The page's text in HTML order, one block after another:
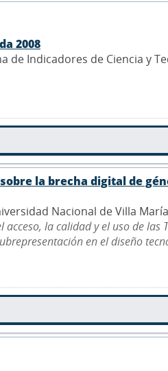
2008
Indicadores de Ciencia y
la brecha digital de
Nacional de Villa
la calidad y el uso de las
en el diseño